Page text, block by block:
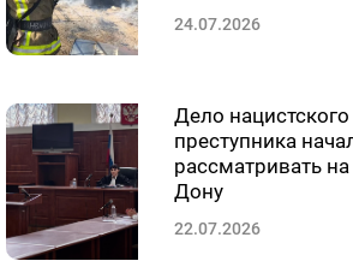
24.07.2026
Дело нацистского
преступника
рассматривать на
Дону
22.07.2026